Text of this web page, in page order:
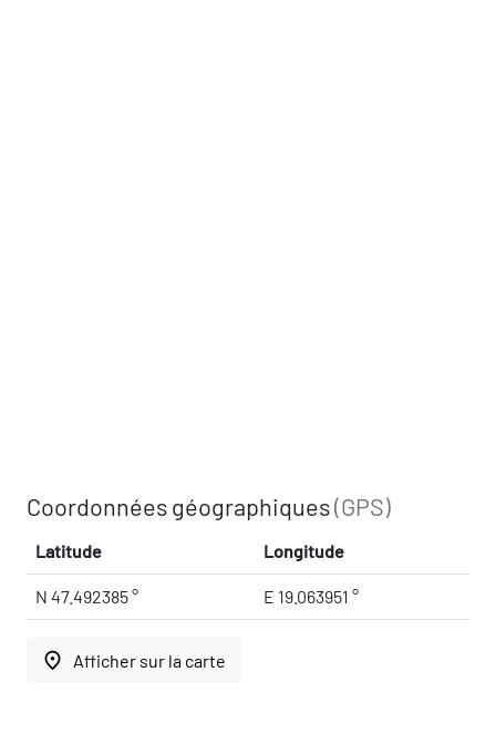
Coordonnées géographiques(GPS)
Latitude Longitude
N 47.492385 ° E 19.063951 °
place Afficher sur la carte